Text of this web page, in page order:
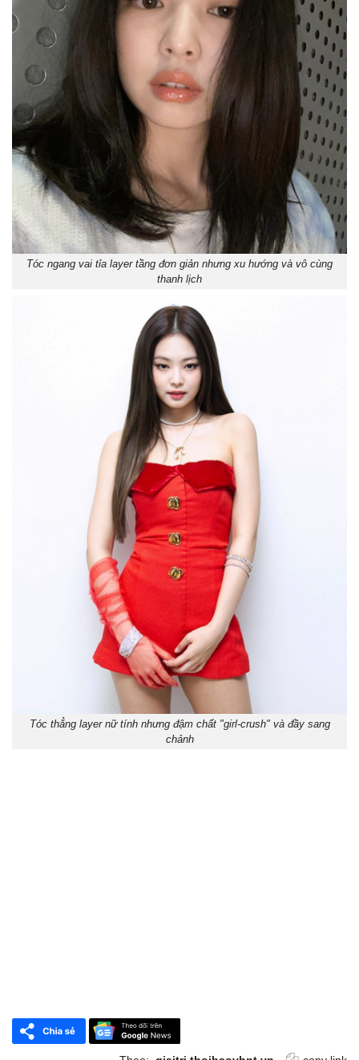
Tóc ngang vai tỉa layer tầng đơn giản nhưng xu hướng và vô cùng
thanh lịch
Tóc thẳng layer nữ tính nhưng đậm chất "girl-crush" và đầy sang
chảnh